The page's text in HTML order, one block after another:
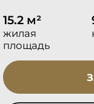
15.2 м²
жилая
площадь